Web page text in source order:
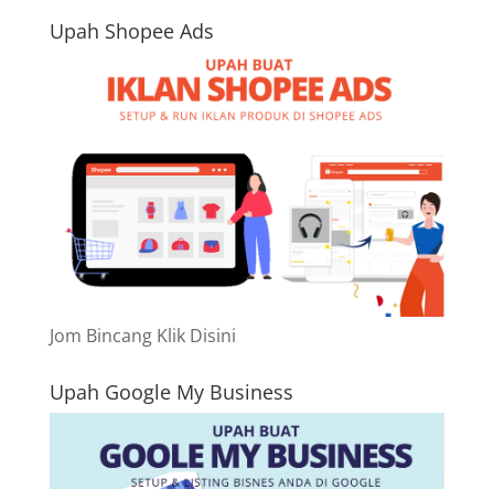
Upah Shopee Ads
Jom Bincang Klik Disini
Upah Google My Business